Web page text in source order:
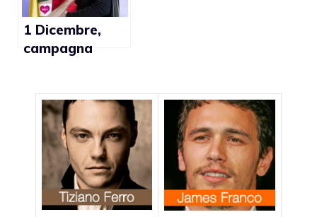
1 Dicembre,
campagna
lotta HIV e
AIDS